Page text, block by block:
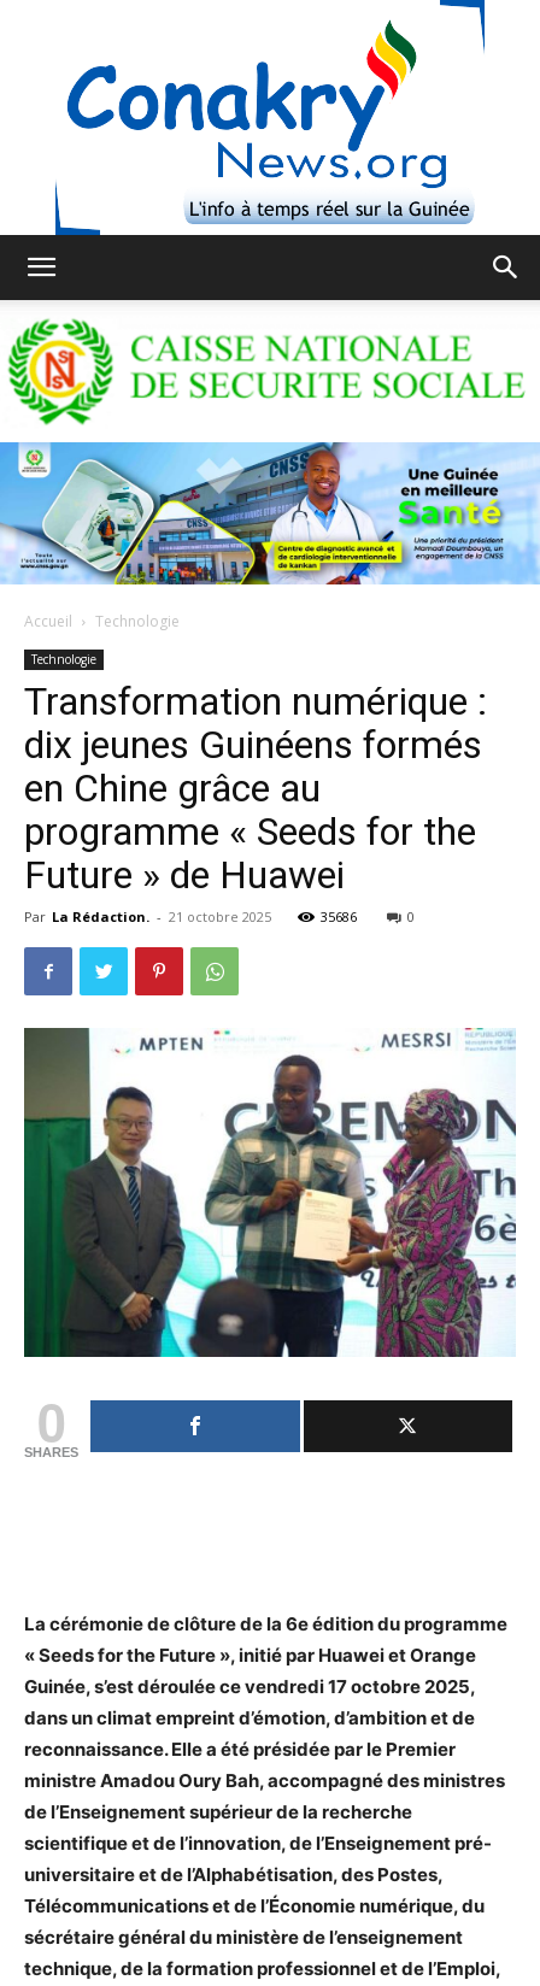
Accueil Technologie
Technologie
Transformation numérique :
dix jeunes Guinéens formés
en Chine grâce au
programme « Seeds for the
Future » de Huawei
Par La Rédaction. - 21 octobre 2025 35686 0
0
SHARES
La cérémonie de clôture de la 6e édition du programme
« Seeds for the Future », initié par Huawei et Orange
Guinée, s’est déroulée ce vendredi 17 octobre 2025,
dans un climat empreint d’émotion, d’ambition et de
reconnaissance. Elle a été présidée par le Premier
ministre Amadou Oury Bah, accompagné des ministres
de l’Enseignement supérieur de la recherche
scientifique et de l’innovation, de l’Enseignement pré-
universitaire et de l’Alphabétisation, des Postes,
Télécommunications et de l’Économie numérique, du
sécrétaire général du ministère de l’enseignement
technique, de la formation professionnel et de l’Emploi,